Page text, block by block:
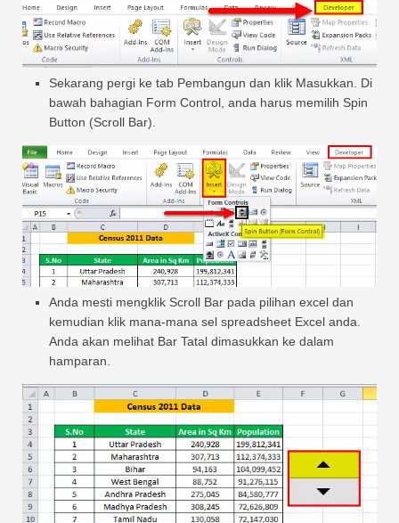
Sekarang pergi ke tab Pembangun dan klik Masukkan. Di
bawah bahagian Form Control, anda harus memilih Spin
Button (Scroll Bar).
Anda mesti mengklik Scroll Bar pada pilihan excel dan
kemudian klik mana-mana sel spreadsheet Excel anda.
Anda akan melihat Bar Tatal dimasukkan ke dalam
hamparan.